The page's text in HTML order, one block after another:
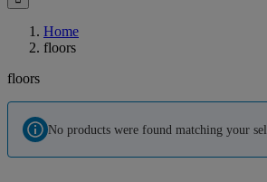
Home
floors
floors
No products were found matching your